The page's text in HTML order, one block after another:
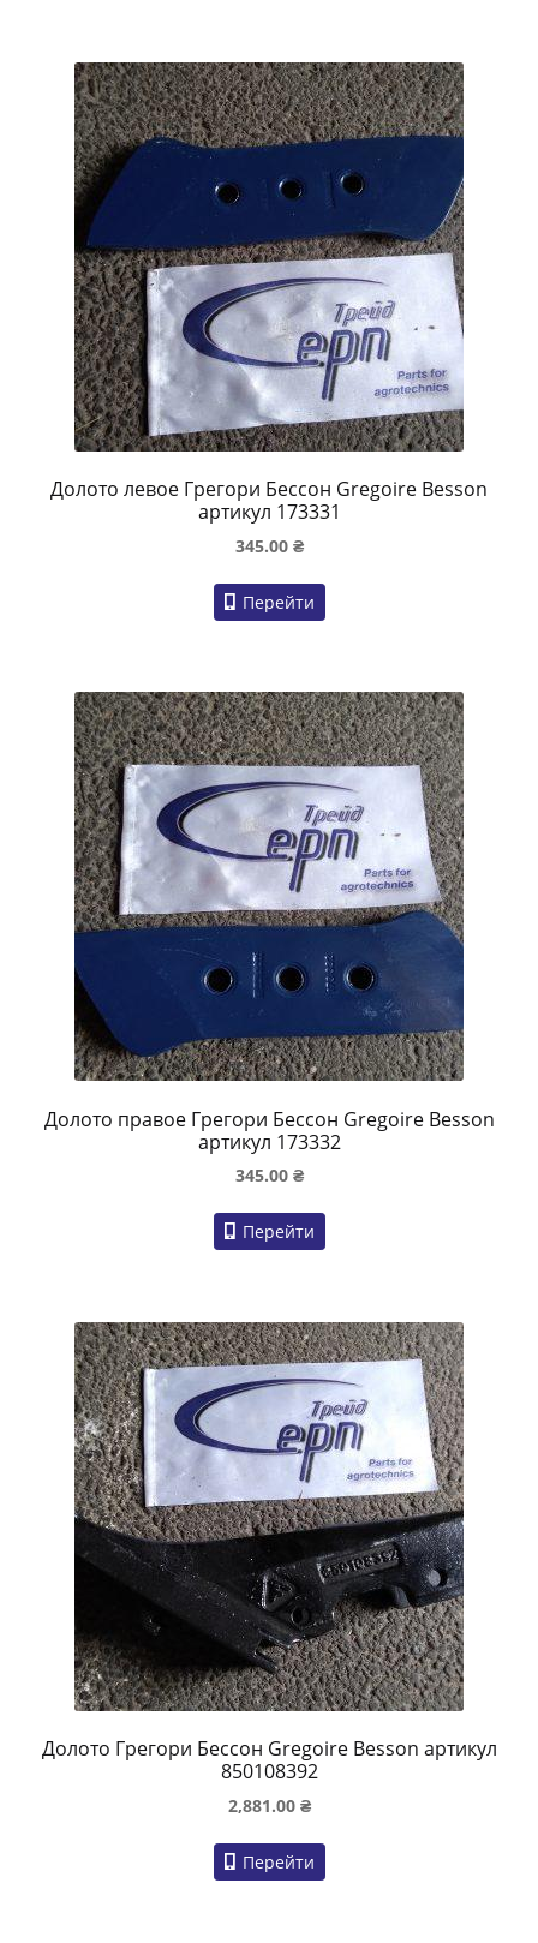
Долото левое Грегори Бессон Gregoire Besson
артикул 173331
345.00 ₴
Перейти
Долото правое Грегори Бессон Gregoire Besson
артикул 173332
345.00 ₴
Перейти
Долото Грегори Бессон Gregoire Besson артикул
850108392
2,881.00 ₴
Перейти